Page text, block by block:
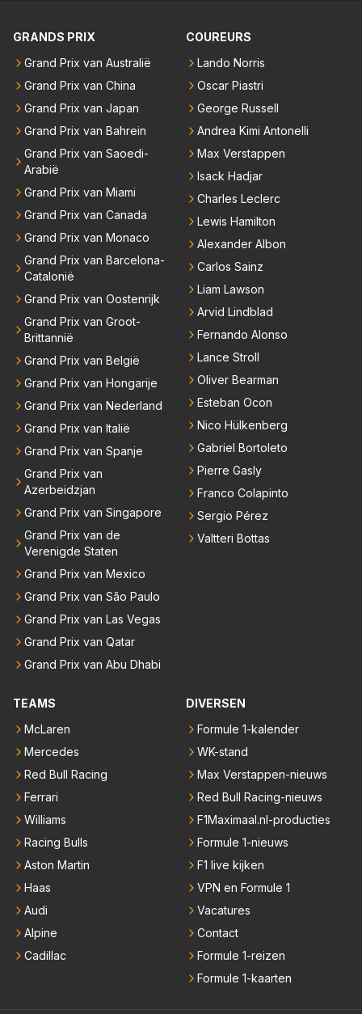
emand weet wat er zich afspeelt achter gesloten de
iedereen is vertrokken. Dat er nu een paar jaar acht
er elkaar mensen een andere uitdagingen zoeken of
niet meer in de F1 willen werken is niet zo gek als de
meesten van hen al sinds dat RB hun intrede deed a
anwezig waren. De mensen die nu een aantal van di
e lege plaatsen op gaan vullen hebben ook al jaren
binnen RB gewerkt en zijn voor Max geen vreemde
n meer. Ook andere teams verliezen mensen. Er wo
rdt teveel drama van gemaakt.
GRANDS PRIX
Grand Prix van Australië
Grand Prix van China
Grand Prix van Japan
Grand Prix van Bahrein
Grand Prix van Saoedi-
Arabië
Grand Prix van Miami
Grand Prix van Canada
Grand Prix van Monaco
Grand Prix van Barcelona-
Catalonië
Grand Prix van Oostenrijk
Grand Prix van Groot-
Brittannië
Grand Prix van België
Grand Prix van Hongarije
Grand Prix van Nederland
Grand Prix van Italië
Grand Prix van Spanje
Grand Prix van
Azerbeidzjan
Grand Prix van Singapore
Grand Prix van de
Verenigde Staten
Grand Prix van Mexico
Grand Prix van São Paulo
Grand Prix van Las Vegas
Grand Prix van Qatar
Grand Prix van Abu Dhabi
COUREURS
Lando Norris
Oscar Piastri
George Russell
Andrea Kimi Antonelli
Max Verstappen
Isack Hadjar
Charles Leclerc
Lewis Hamilton
Alexander Albon
Carlos Sainz
Liam Lawson
Arvid Lindblad
Fernando Alonso
Lance Stroll
Oliver Bearman
Esteban Ocon
Nico Hülkenberg
Gabriel Bortoleto
Pierre Gasly
Franco Colapinto
Sergio Pérez
Valtteri Bottas
TEAMS
McLaren
Mercedes
Red Bull Racing
Ferrari
Williams
Racing Bulls
Aston Martin
Haas
Audi
Alpine
Cadillac
DIVERSEN
Formule 1-kalender
WK-stand
Max Verstappen-nieuws
Red Bull Racing-nieuws
F1Maximaal.nl-producties
Formule 1-nieuws
F1 live kijken
VPN en Formule 1
Vacatures
Contact
Formule 1-reizen
Formule 1-kaarten